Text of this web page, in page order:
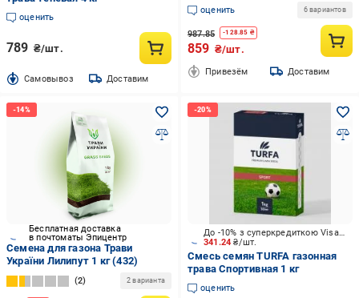
оценить
789 ₴/шт.
Cамовывоз Доставим
(1672)
оценить 6 вариантов
987.85 -128.85 ₴
859 ₴/шт.
Привезём Доставим
Бесплатная доставка
в почтоматы Эпицентр
Семена для газона Трави
України Лилипут 1 кг (432)
2 2 варианта
341.24₴/шт.
До -10% з суперкредиткою Visa Вигода
Смесь семян TURFA газонная
трава Спортивная 1 кг
оценить